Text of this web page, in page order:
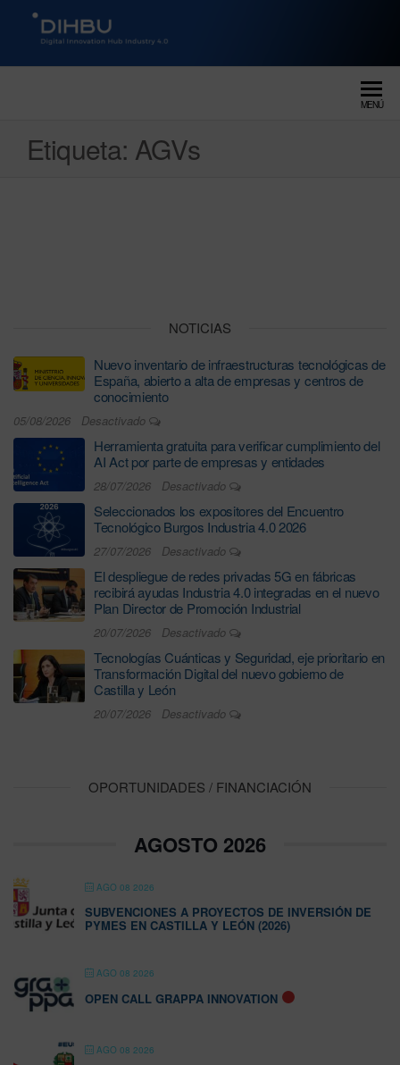
DIGITAL INNOVATION HUB
MENÚ
Etiqueta: AGVs
NOTICIAS
Nuevo inventario de infraestructuras tecnológicas de
España, abierto a alta de empresas y centros de
conocimiento
05/08/2026 Desactivado
Herramienta gratuita para verificar cumplimiento del
AI Act por parte de empresas y entidades
28/07/2026 Desactivado
Seleccionados los expositores del Encuentro
Tecnológico Burgos Industria 4.0 2026
27/07/2026 Desactivado
El despliegue de redes privadas 5G en fábricas
recibirá ayudas Industria 4.0 integradas en el nuevo
Plan Director de Promoción Industrial
20/07/2026 Desactivado
Tecnologías Cuánticas y Seguridad, eje prioritario en
Transformación Digital del nuevo gobierno de
Castilla y León
20/07/2026 Desactivado
OPORTUNIDADES / FINANCIACIÓN
AGOSTO 2026
AGO 08 2026
SUBVENCIONES A PROYECTOS DE INVERSIÓN DE
PYMES EN CASTILLA Y LEÓN (2026)
AGO 08 2026
OPEN CALL GRAPPA INNOVATION
AGO 08 2026